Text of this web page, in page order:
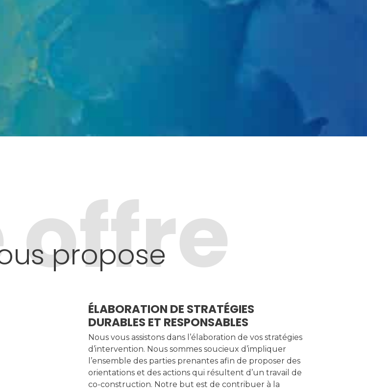
offre
propose
ÉLABORATION DE STRATÉGIES
DURABLES ET RESPONSABLES
Nous vous assistons dans l’élaboration de vos stratégies
d’intervention. Nous sommes soucieux d’impliquer
l’ensemble des parties prenantes afin de proposer des
orientations et des actions qui résultent d’un travail de
co-construction. Notre but est de contribuer à la